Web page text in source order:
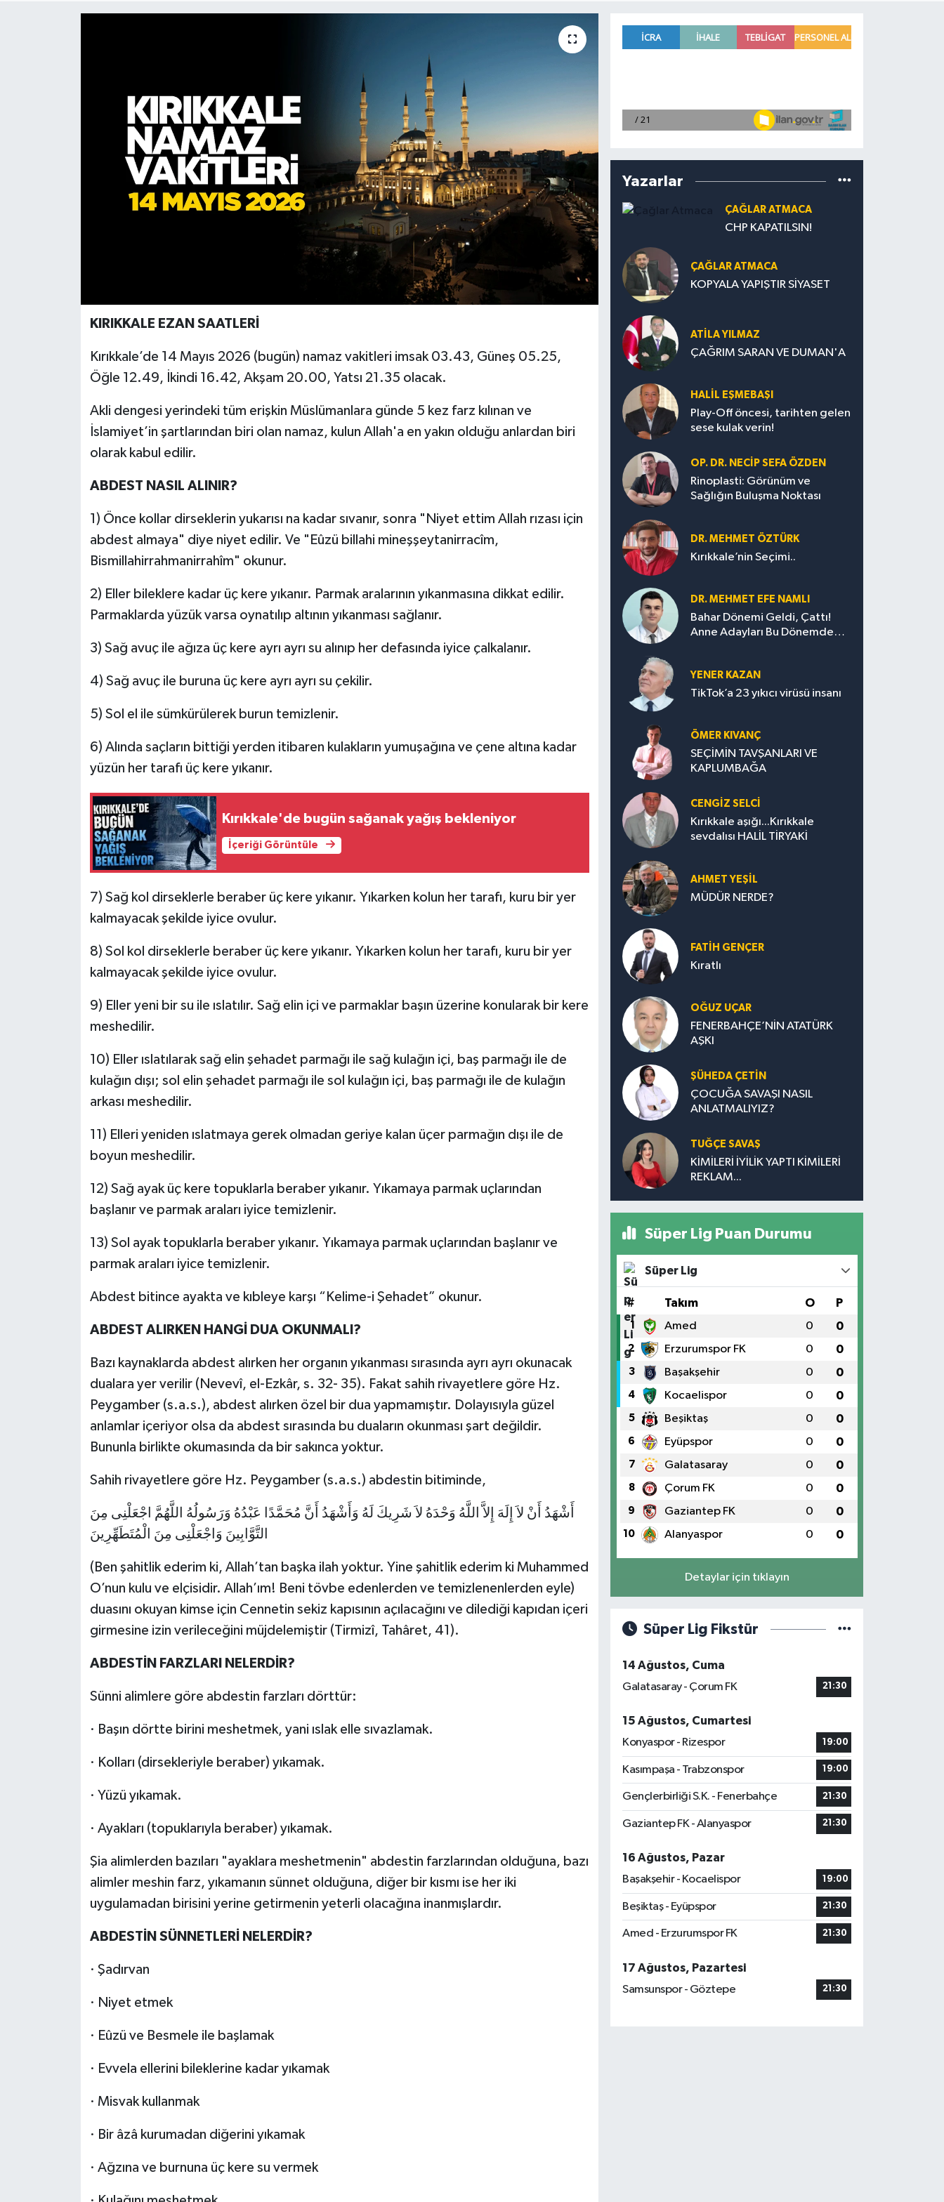
KIRIKKALE EZAN SAATLERİ
Kırıkkale’de 14 Mayıs 2026 (bugün) namaz vakitleri imsak 03.43, Güneş 05.25,
Öğle 12.49, İkindi 16.42, Akşam 20.00, Yatsı 21.35 olacak.
Akli dengesi yerindeki tüm erişkin Müslümanlara günde 5 kez farz kılınan ve
İslamiyet’in şartlarından biri olan namaz, kulun Allah'a en yakın olduğu anlardan biri
olarak kabul edilir.
ABDEST NASIL ALINIR?
1) Önce kollar dirseklerin yukarısı na kadar sıvanır, sonra "Niyet ettim Allah rızası için
abdest almaya" diye niyet edilir. Ve "Eûzü billahi mineşşeytanirracîm,
Bismillahirrahmanirrahîm" okunur.
2) Eller bileklere kadar üç kere yıkanır. Parmak aralarının yıkanmasına dikkat edilir.
Parmaklarda yüzük varsa oynatılıp altının yıkanması sağlanır.
3) Sağ avuç ile ağıza üç kere ayrı ayrı su alınıp her defasında iyice çalkalanır.
4) Sağ avuç ile buruna üç kere ayrı ayrı su çekilir.
5) Sol el ile sümkürülerek burun temizlenir.
6) Alında saçların bittiği yerden itibaren kulakların yumuşağına ve çene altına kadar
yüzün her tarafı üç kere yıkanır.
Kırıkkale'de bugün sağanak yağış bekleniyor
İçeriği Görüntüle
7) Sağ kol dirseklerle beraber üç kere yıkanır. Yıkarken kolun her tarafı, kuru bir yer
kalmayacak şekilde iyice ovulur.
8) Sol kol dirseklerle beraber üç kere yıkanır. Yıkarken kolun her tarafı, kuru bir yer
kalmayacak şekilde iyice ovulur.
9) Eller yeni bir su ile ıslatılır. Sağ elin içi ve parmaklar başın üzerine konularak bir kere
meshedilir.
10) Eller ıslatılarak sağ elin şehadet parmağı ile sağ kulağın içi, baş parmağı ile de
kulağın dışı; sol elin şehadet parmağı ile sol kulağın içi, baş parmağı ile de kulağın
arkası meshedilir.
11) Elleri yeniden ıslatmaya gerek olmadan geriye kalan üçer parmağın dışı ile de
boyun meshedilir.
12) Sağ ayak üç kere topuklarla beraber yıkanır. Yıkamaya parmak uçlarından
başlanır ve parmak araları iyice temizlenir.
13) Sol ayak topuklarla beraber yıkanır. Yıkamaya parmak uçlarından başlanır ve
parmak araları iyice temizlenir.
Abdest bitince ayakta ve kıbleye karşı “Kelime-i Şehadet” okunur.
ABDEST ALIRKEN HANGİ DUA OKUNMALI?
Bazı kaynaklarda abdest alırken her organın yıkanması sırasında ayrı ayrı okunacak
dualara yer verilir (Nevevî, el-Ezkâr, s. 32- 35). Fakat sahih rivayetlere göre Hz.
Peygamber (s.a.s.), abdest alırken özel bir dua yapmamıştır. Dolayısıyla güzel
anlamlar içeriyor olsa da abdest sırasında bu duaların okunması şart değildir.
Bununla birlikte okumasında da bir sakınca yoktur.
Sahih rivayetlere göre Hz. Peygamber (s.a.s.) abdestin bitiminde,
أَشْهَدُ أَنْ لاَ إِلَهَ إِلاَّ اللَّهُ وَحْدَهُ لاَ شَرِيكَ لَهُ وَأَشْهَدُ أَنَّ مُحَمَّدًا عَبْدُهُ وَرَسُولُهُ اللَّهُمَّ اجْعَلْنِى مِنَ
التَّوَّابِينَ وَاجْعَلْنِى مِنَ الْمُتَطَهِّرِينَ
(Ben şahitlik ederim ki, Allah’tan başka ilah yoktur. Yine şahitlik ederim ki Muhammed
O’nun kulu ve elçisidir. Allah’ım! Beni tövbe edenlerden ve temizlenenlerden eyle)
duasını okuyan kimse için Cennetin sekiz kapısının açılacağını ve dilediği kapıdan içeri
girmesine izin verileceğini müjdelemiştir (Tirmizî, Tahâret, 41).
ABDESTİN FARZLARI NELERDİR?
Sünni alimlere göre abdestin farzları dörttür:
· Başın dörtte birini meshetmek, yani ıslak elle sıvazlamak.
· Kolları (dirsekleriyle beraber) yıkamak.
· Yüzü yıkamak.
· Ayakları (topuklarıyla beraber) yıkamak.
Şia alimlerden bazıları "ayaklara meshetmenin" abdestin farzlarından olduğuna, bazı
alimler meshin farz, yıkamanın sünnet olduğuna, diğer bir kısmı ise her iki
uygulamadan birisini yerine getirmenin yeterli olacağına inanmışlardır.
ABDESTİN SÜNNETLERİ NELERDİR?
· Şadırvan
· Niyet etmek
· Eûzü ve Besmele ile başlamak
· Evvela ellerini bileklerine kadar yıkamak
· Misvak kullanmak
· Bir âzâ kurumadan diğerini yıkamak
· Ağzına ve burnuna üç kere su vermek
Yazarlar
ÇAĞLAR ATMACA
CHP KAPATILSIN!
ÇAĞLAR ATMACA
KOPYALA YAPIŞTIR SİYASET
ATILA YILMAZ
ÇAĞRIM SARAN VE DUMAN'A
HALIL EŞMEBAŞI
Play-Off öncesi, tarihten gelen
sese kulak verin!
OP. DR. NECIP SEFA ÖZDEN
Rinoplasti: Görünüm ve
Sağlığın Buluşma Noktası
DR. MEHMET ÖZTÜRK
Kırıkkale’nin Seçimi..
DR. MEHMET EFE NAMLI
Bahar Dönemi Geldi, Çattı!
Anne Adayları Bu Dönemde
YENER KAZAN
TikTok’a 23 yıkıcı virüsü insanı
ÖMER KIVANÇ
SEÇİMİN TAVŞANLARI VE
KAPLUMBAĞA
CENGİZ SELCİ
Kırıkkale aşığı...Kırıkkale
sevdalısı HALİL TİRYAKİ
AHMET YEŞİL
MÜDÜR NERDE?
FATIH GENÇER
Kıratlı
OĞUZ UÇAR
FENERBAHÇE’NİN ATATÜRK
AŞKI
ŞÜHEDA ÇETİN
ÇOCUĞA SAVAŞI NASIL
ANLATMALIYIZ?
TUĞÇE SAVAŞ
KİMİLERİ İYİLİK YAPTI KİMİLERİ
REKLAM...
Süper Lig Puan Durumu
Süper Lig
# Takım O P
1 Amed 0 0
2 Erzurumspor FK 0 0
3 Başakşehir 0 0
4 Kocaelispor 0 0
5 Beşiktaş 0 0
6 Eyüpspor 0 0
7 Galatasaray 0 0
8 Çorum FK 0 0
9 Gaziantep FK 0 0
10 Alanyaspor 0 0
Detaylar için tıklayın
Süper Lig Fikstür
14 Ağustos, Cuma
Galatasaray - Çorum FK
21:30
15 Ağustos, Cumartesi
Konyaspor - Rizespor
19:00
Kasımpaşa - Trabzonspor 19:00
Gençlerbirliği S.K. - Fenerbahçe 21:30
Gaziantep FK - Alanyaspor 21:30
16 Ağustos, Pazar
Başakşehir - Kocaelispor
19:00
Beşiktaş - Eyüpspor 21:30
Amed - Erzurumspor FK 21:30
17 Ağustos, Pazartesi
Samsunspor - Göztepe
21:30